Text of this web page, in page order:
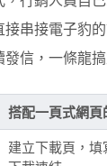
串接電子豹
信，一條龍搞
搭配一頁式網
建立下載頁，